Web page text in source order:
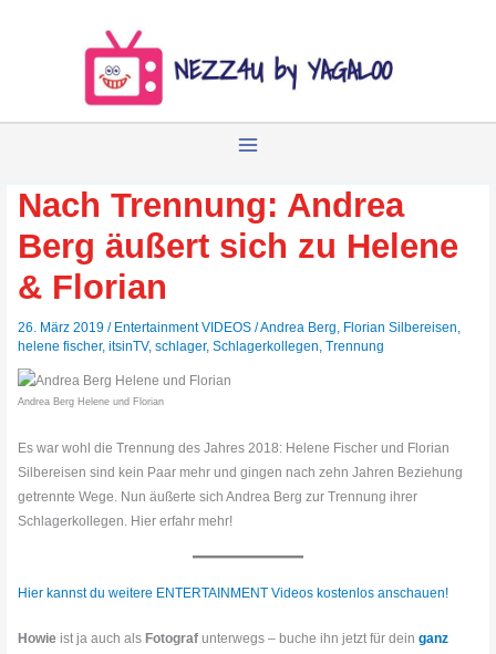
Nach Trennung: Andrea
Berg äußert sich zu Helene
& Florian
26. März 2019/ Entertainment VIDEOS /Andrea Berg, Florian Silbereisen,
helene fischer,itsinTV,schlager,Schlagerkollegen,Trennung
Andrea Berg Helene und Florian
Es war wohl die Trennung des Jahres 2018: Helene Fischer und Florian
Silbereisen sind kein Paar mehr und gingen nach zehn Jahren Beziehung
getrennte Wege. Nun äußerte sich Andrea Berg zur Trennung ihrer
Schlagerkollegen. Hier erfahr mehr!
Hier kannst du weitere ENTERTAINMENT Videos kostenlos anschauen!
Howie ist ja auch als Fotograf unterwegs – buche ihn jetzt für deinganz